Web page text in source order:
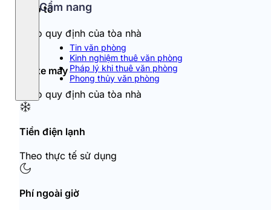
Cẩm nang
Tin văn phòng
Kinh nghiệm thuê văn phòng
Pháp lý khi thuê văn phòng
Phong thủy văn phòng
Đỗ ô tô
Theo quy định của tòa nhà
Đỗ xe máy
Theo quy định của tòa nhà
Tiền điện lạnh
Theo thực tế sử dụng
Phí ngoài giờ